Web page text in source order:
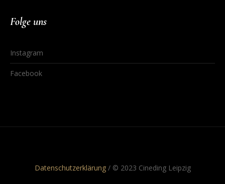
Folge uns
Instagram
Facebook
Datenschutzerklärung/ © 2023 Cineding Leipzig